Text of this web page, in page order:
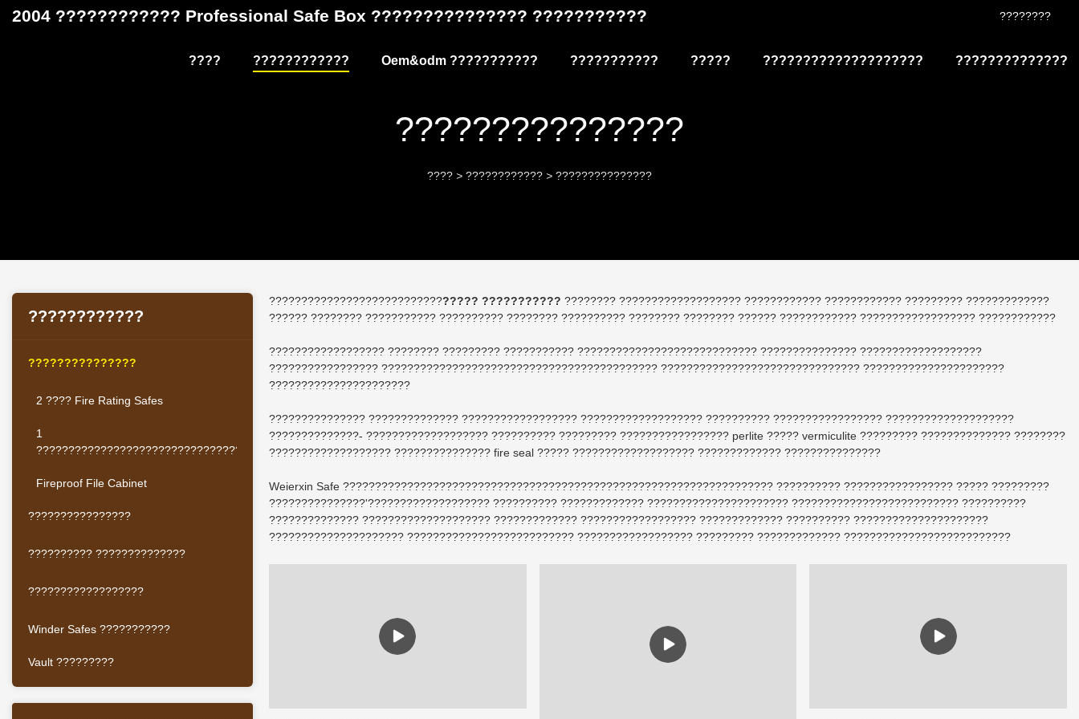
2004 ???????????? Professional Safe Box ??????????????? ??????????? ????????
???? ???????????? Oem&odm ??????????? ??????????? ????? ????????????????????
???????????????
???? > ???????????? > ???????????????
????????????
???????????????
2 ???? Fire Rating Safes
1
????????????????????????????????????
Fireproof File Cabinet
????????????????
?????????? ??????????????
??????????????????
Winder Safes ???????????
Vault ?????????
???????????????????????????????? ??????????? ???????? ??????????????????? ???????????? ???????????? ????????? ?????????????
?????? ???????? ??????????? ?????????? ???????? ?????????? ???????? ???????? ?????? ???????????? ?????????????????? ????????????
?????????????????? ???????? ????????? ??????????? ???????????????????????????? ??????????????? ???????????????????
????????????????? ??????????????????????????????????????????? ??????????????????????????????? ??????????????????????
??????????????????????
??????????????? ?????????????? ?????????????????? ??????????????????? ?????????? ????????????????? ????????????????????
??????????????- ??????????????????? ?????????? ????????? ????????????????? perlite ????? vermiculite ????????? ?????????????? ????????
??????????????????? ??????????????? fire seal ????? ??????????????????? ????????????? ???????????????
Weierxin Safe ??????????????????????????????????????????????????????????????????? ?????????? ????????????????? ????? ?????????
???????????????'??????????????????? ?????????? ????????????? ?????????????????????? ?????????????????????????? ??????????
?????????????? ???????????????????? ????????????? ?????????????????? ????????????? ?????????? ?????????????????????
????????????????????? ?????????????????????????? ?????????????????? ????????? ????????????? ??????????????????????????